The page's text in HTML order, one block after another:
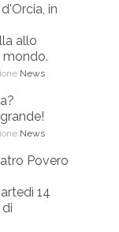
in
allo
News
News
Povero
14